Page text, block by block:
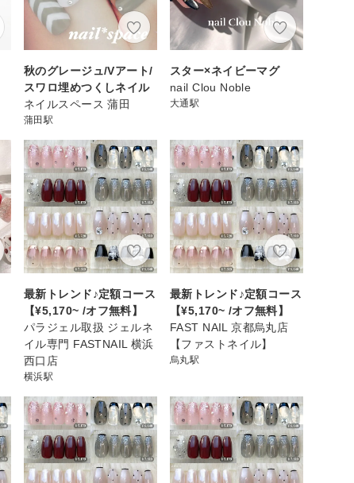
秋のグレージュ/Vアート/
スワロ埋めつくしネイル
ネイルスペース 蒲田
蒲田駅
スター×ネイビーマグ
nail Clou Noble
大通駅
最新トレンド♪定額コース
【¥5,170~ /オフ無料】
パラジェル取扱 ジェルネ
イル専門 FASTNAIL 横浜
西口店
横浜駅
最新トレンド♪定額コース
【¥5,170~ /オフ無料】
FAST NAIL 京都烏丸店
【ファストネイル】
烏丸駅